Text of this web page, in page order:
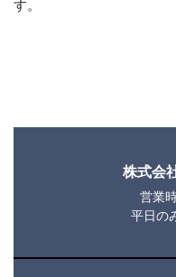
す。
株式会
営業
平日の